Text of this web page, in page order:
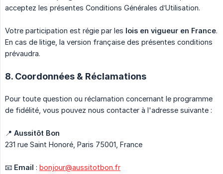
acceptez les présentes Conditions Générales d’Utilisation.
Votre participation est régie par les lois en vigueur en France.
En cas de litige, la version française des présentes conditions
prévaudra.
8. Coordonnées & Réclamations
Pour toute question ou réclamation concernant le programme
de fidélité, vous pouvez nous contacter à l'adresse suivante :
📍 Aussitôt Bon
231 rue Saint Honoré, Paris 75001, France
📧 Email : bonjour@aussitotbon.fr